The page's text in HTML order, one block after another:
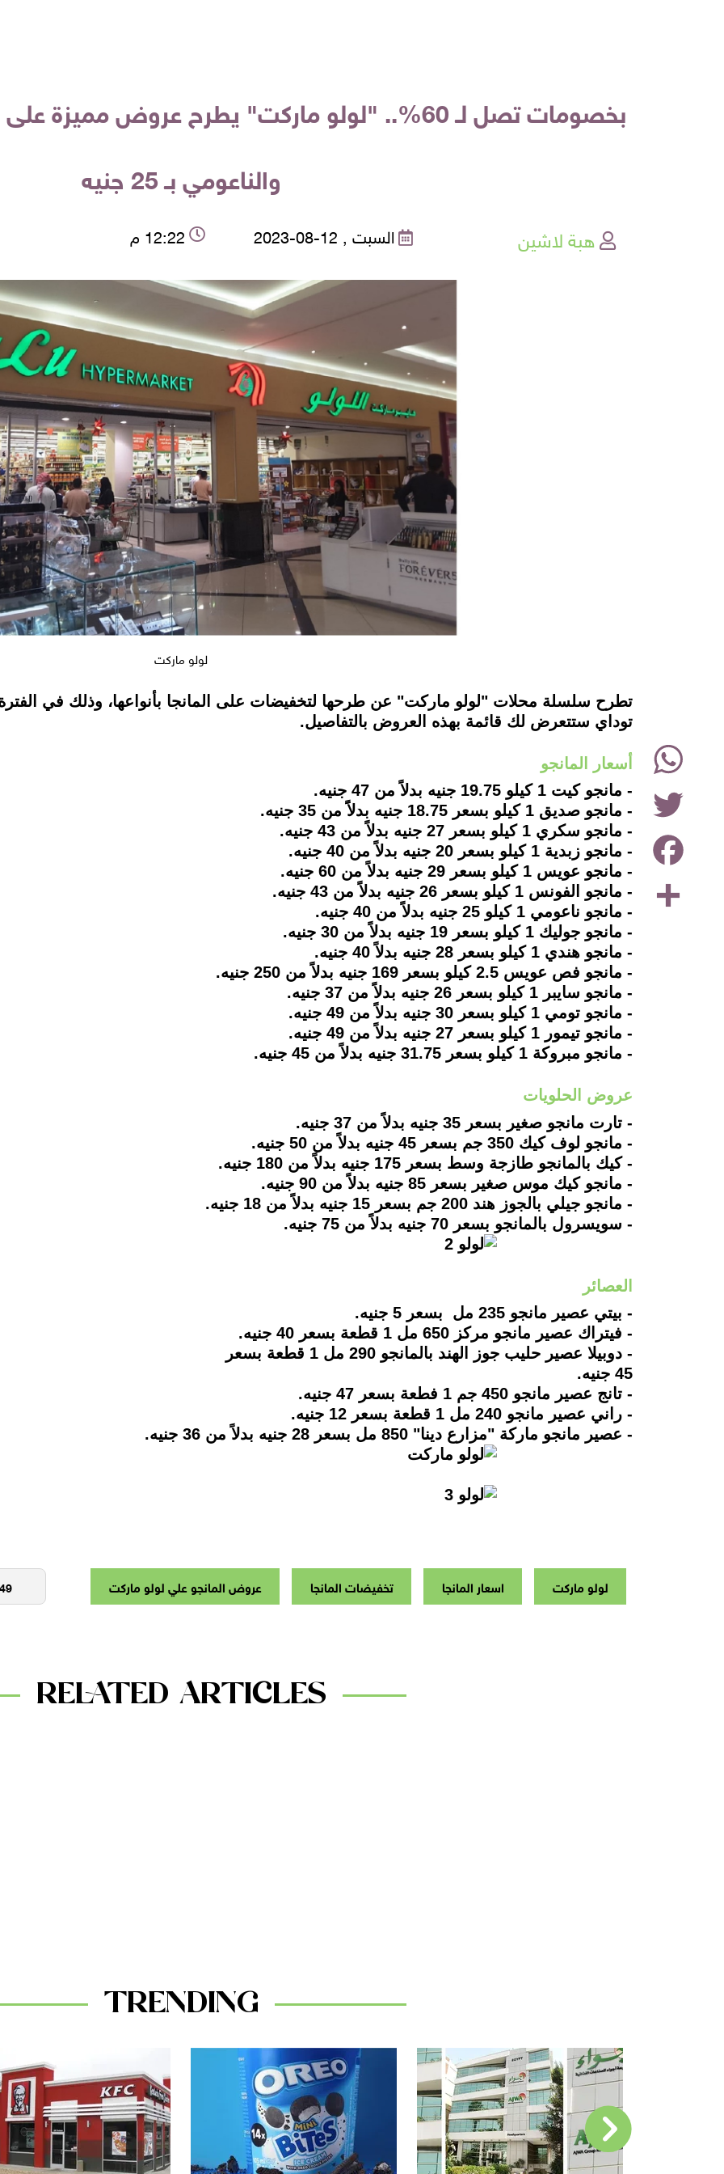
والناعومي بـ 25 جنيه
هبة لاشين السبت , 12-08-2023 12:22 م
لولو ماركت
Share
Facebook
Twitter
WhatsApp
instagram
توداي ستتعرض لك قائمة بهذه العروض بالتفاصيل.
أسعار المانجو
- مانجو كيت 1 كيلو 19.75 جنيه بدلاً من 47 جنيه.
- مانجو صديق 1 كيلو بسعر 18.75 جنيه بدلاًَ من 35 جنيه.
- مانجو سكري 1 كيلو بسعر 27 جنيه بدلاً من 43 جنيه.
- مانجو زبدية 1 كيلو بسعر 20 جنيه بدلاً من 40 جنيه.
- مانجو عويس 1 كيلو بسعر 29 جنيه بدلاً من 60 جنيه.
- مانجو الفونس 1 كيلو بسعر 26 جنيه بدلاً من 43 جنيه.
- مانجو ناعومي 1 كيلو 25 جنيه بدلاً من 40 جنيه.
- مانجو جوليك 1 كيلو بسعر 19 جنيه بدلاً من 30 جنيه.
- مانجو هندي 1 كيلو بسعر 28 جنيه بدلاً 40 جنيه.
- مانجو فص عويس 2.5 كيلو بسعر 169 جنيه بدلاً من 250 جنيه.
- مانجو سايبر 1 كيلو بسعر 26 جنيه بدلاً من 37 جنيه.
- مانجو تومي 1 كيلو بسعر 30 جنيه بدلاً من 49 جنيه.
- مانجو تيمور 1 كيلو بسعر 27 جنيه بدلاً من 49 جنيه.
- مانجو مبروكة 1 كيلو بسعر 31.75 جنيه بدلاً من 45 جنيه.
عروض الحلويات
- تارت مانجو صغير بسعر 35 جنيه بدلاً من 37 جنيه.
- مانجو لوف كيك 350 جم بسعر 45 جنيه بدلاً من 50 جنيه.
- كيك بالمانجو طازجة وسط بسعر 175 جنيه بدلاً من 180 جنيه.
- مانجو كيك موس صغير بسعر 85 جنيه بدلاً من 90 جنيه.
- مانجو جيلي بالجوز هند 200 جم بسعر 15 جنيه بدلاً من 18 جنيه.
- سويسرول بالمانجو بسعر 70 جنيه بدلاً من 75 جنيه.
العصائر
- بيتي عصير مانجو 235 مل بسعر 5 جنيه.
- فيتراك عصير مانجو مركز 650 مل 1 قطعة بسعر 40 جنيه.
- دوبيلا عصير حليب جوز الهند بالمانجو 290 مل 1 قطعة بسعر
45 جنيه.
- تانج عصير مانجو 450 جم 1 فطعة بسعر 47 جنيه.
- راني عصير مانجو 240 مل 1 قطعة بسعر 12 جنيه.
- عصير مانجو ماركة "مزارع دينا" 850 مل بسعر 28 جنيه بدلاً من 36 جنيه.
لولو ماركت اسعار المانجا تخفيضات المانجا عروض المانجو علي لولو ماركت
RELATED ARTICLES
TRENDING